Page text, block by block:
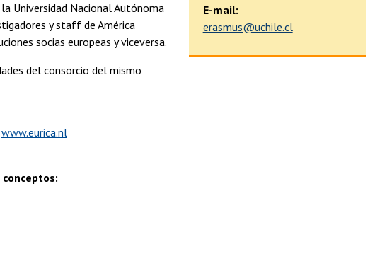
E-mail:
erasmus@uchile.cl
Universidad Nacional Autónoma
y staff de América
socias europeas y viceversa.
del consorcio del mismo
www.eurica.nl